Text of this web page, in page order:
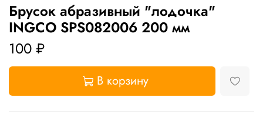
Брусок абразивный "лодочка"
INGCO SPS082006 200 мм
100 ₽
В корзину